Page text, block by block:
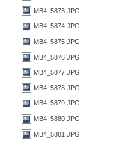
MB4_5873.JPG
MB4_5874.JPG
MB4_5875.JPG
MB4_5876.JPG
MB4_5877.JPG
MB4_5878.JPG
MB4_5879.JPG
MB4_5880.JPG
MB4_5881.JPG